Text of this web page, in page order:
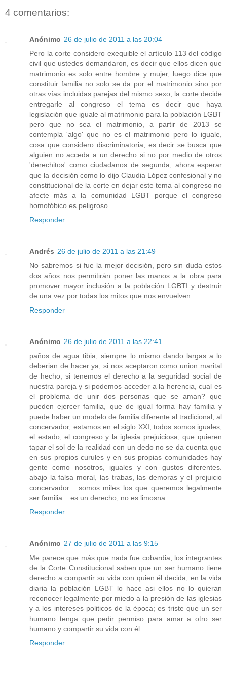
4 comentarios:
Anónimo 26 de julio de 2011 a las 20:04
Pero la corte considero exequible el artículo 113 del código
civil que ustedes demandaron, es decir que ellos dicen que
matrimonio es solo entre hombre y mujer, luego dice que
constituir familia no solo se da por el matrimonio sino por
otras vías incluidas parejas del mismo sexo, la corte decide
entregarle al congreso el tema es decir que haya
legislación que iguale al matrimonio para la población LGBT
pero que no sea el matrimonio, a partir de 2013 se
contempla 'algo' que no es el matrimonio pero lo iguale,
cosa que considero discriminatoria, es decir se busca que
alguien no acceda a un derecho si no por medio de otros
'derechitos' como ciudadanos de segunda, ahora esperar
que la decisión como lo dijo Claudia López confesional y no
constitucional de la corte en dejar este tema al congreso no
afecte más a la comunidad LGBT porque el congreso
homofóbico es peligroso.
Responder
Andrés 26 de julio de 2011 a las 21:49
No sabremos si fue la mejor decisión, pero sin duda estos
dos años nos permitirán poner las manos a la obra para
promover mayor inclusión a la población LGBTI y destruir
de una vez por todas los mitos que nos envuelven.
Responder
Anónimo 26 de julio de 2011 a las 22:41
paños de agua tibia, siempre lo mismo dando largas a lo
deberian de hacer ya, si nos aceptaron como union marital
de hecho, si tenemos el derecho a la seguridad social de
nuestra pareja y si podemos acceder a la herencia, cual es
el problema de unir dos personas que se aman? que
pueden ejercer familia, que de igual forma hay familia y
puede haber un modelo de familia diferente al tradicional, al
concervador, estamos en el siglo XXI, todos somos iguales;
el estado, el congreso y la iglesia prejuiciosa, que quieren
tapar el sol de la realidad con un dedo no se da cuenta que
en sus propios curules y en sus propias comunidades hay
gente como nosotros, iguales y con gustos diferentes.
abajo la falsa moral, las trabas, las demoras y el prejuicio
concervador... somos miles los que queremos legalmente
ser familia... es un derecho, no es limosna....
Responder
Anónimo 27 de julio de 2011 a las 9:15
Me parece que más que nada fue cobardia, los integrantes
de la Corte Constitucional saben que un ser humano tiene
derecho a compartir su vida con quien él decida, en la vida
diaria la población LGBT lo hace asi ellos no lo quieran
reconocer legalmente por miedo a la presión de las iglesias
y a los intereses politicos de la época; es triste que un ser
humano tenga que pedir permiso para amar a otro ser
humano y compartir su vida con él.
Responder